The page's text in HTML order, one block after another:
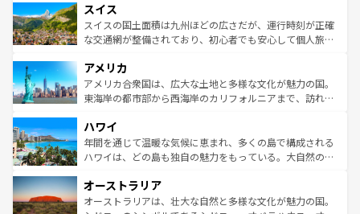
れる地方に足を運ぶとそれぞれで全く異なる文化を体験で
きるだろう。 なお、新着のフランス情報はコンテンツ一覧
を参照してほしい。
は、お酒好きな人にはぜひ体験してほしい。 なお、新着の
ドイツ情報はコンテンツ一覧を参照してほしい。
リアごとに異なる魅力がある。また、優雅なアフタヌーン
ティー、ビール好きにはたまらない英国パブ、サッカー観
戦など、本場だからこそできる体験も豊富。イギリスを旅
ンツ一覧を参照してほしい。
スイス
スイスの国土面積は九州ほどの広さだが、運行時刻が正確
な交通網が整備されており、初心者でも安心して個人旅行
の建物がそのまま残る町や、スイスならではのユニークな
博物館もあり、アルプス観光だけでなく町歩きも満喫する
ことができる。国民の所得が高いため物価も高いが、旅行
ば市内交通費無料で観光を楽しむこともできる。 なお、新
着のスイス情報はコンテンツ一覧 を参照してほしい。
アメリカ
アメリカ合衆国は、広大な土地と多様な文化が魅力の国。
東海岸の都市部から西海岸のカリフォルニアまで、訪れる
のような巨大都市は、観光、ショッピング、エンターテイ
ンメントが詰まった刺激的なスポットだ。一方、アメリカ
西部には大自然が広がり、グランドキャニオンやイエロー
部のニューオーリンズでは、音楽と美食が融合した独特の
文化が魅力。旅行者はアメリカの各地域で異なる魅力を楽
ハワイ
年間を通じて温暖な気候に恵まれ、多くの島で構成される
ハワイは、どの島も独自の魅力をもっている。大自然の神
ワイ島は見逃せない。また、定番の観光地といえばオアフ
島だが、静かな自然を求めるならマウイ島やカウアイ島が
オーストラリア
オーストラリアは、壮大な自然と多様な文化が魅力の国。